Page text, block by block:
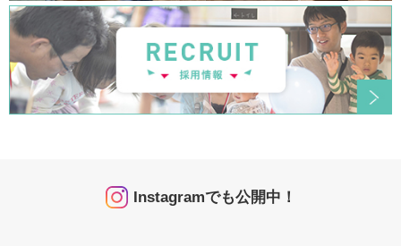
Instagramでも公開中！